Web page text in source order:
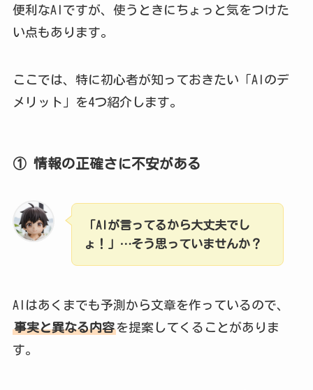
便利なAIですが、使うときにちょっと気をつけた
い点もあります。
ここでは、特に初心者が知っておきたい「AIのデ
メリット」を4つ紹介します。
① 情報の正確さに不安がある
「AIが言ってるから大丈夫でし
ょ！」…そう思っていませんか？
AIはあくまでも予測から文章を作っているので、
事実と異なる内容を提案してくることがありま
す。